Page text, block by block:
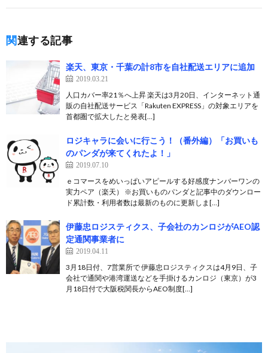
関連する記事
楽天、東京・千葉の計8市を自社配送エリアに追加
2019.03.21
人口カバー率21％へ上昇 楽天は3月20日、インターネット通
販の自社配送サービス「Rakuten EXPRESS」の対象エリアを
首都圏で拡大したと発表[…]
ロジキャラに会いに行こう！（番外編）「お買いも
のパンダが来てくれたよ！」
2019.07.10
ｅコマースをめいっぱいアピールする好感度ナンバーワンの
実力ペア（楽天） ※お買いものパンダと記事中のダウンロー
ド累計数・利用者数は最新のものに更新しま[…]
伊藤忠ロジスティクス、子会社のカンロジがAEO認
定通関事業者に
2019.04.11
3月18日付、7営業所で 伊藤忠ロジスティクスは4月9日、子
会社で通関や港湾運送などを手掛けるカンロジ（東京）が3
月18日付で大阪税関長からAEO制度[…]